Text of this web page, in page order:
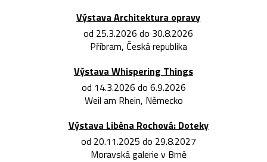
Výstava Architektura opravy
od 25.3.2026 do 30.8.2026
Příbram, Česká republika
Výstava Whispering Things
od 14.3.2026 do 6.9.2026
Weil am Rhein, Německo
Výstava Liběna Rochová: Doteky
od 20.11.2025 do 29.8.2027
Moravská galerie v Brně